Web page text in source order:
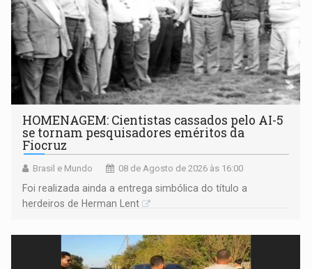
HOMENAGEM: Cientistas cassados pelo AI-5
se tornam pesquisadores eméritos da
Fiocruz
Brasil e Mundo 08 de Agosto de 2026 às 16:00
Foi realizada ainda a entrega simbólica do título a
herdeiros de Herman Lent